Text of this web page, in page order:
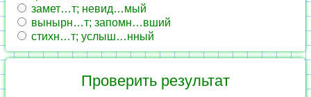
замет…т; невид…мый
вынырн…т; запомн…вший
стихн…т; услыш…нный